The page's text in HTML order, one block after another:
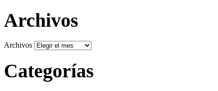
Archivos
Archivos
Categorías